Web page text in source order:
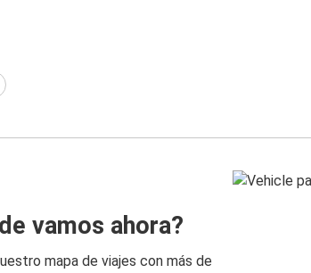
vamos ahora?
mapa de viajes con más de